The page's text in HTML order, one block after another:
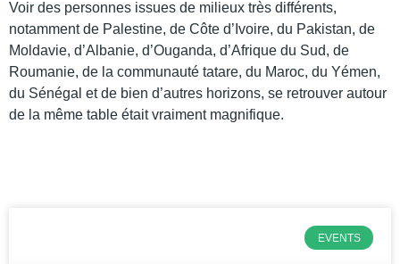
Voir des personnes issues de milieux très différents,
notamment de Palestine, de Côte d’Ivoire, du Pakistan, de
Moldavie, d’Albanie, d’Ouganda, d’Afrique du Sud, de
Roumanie, de la communauté tatare, du Maroc, du Yémen,
du Sénégal et de bien d’autres horizons, se retrouver autour
de la même table était vraiment magnifique.
EVENTS